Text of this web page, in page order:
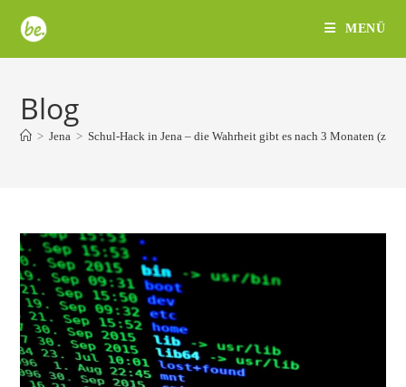
Inhalt
springen
MENÜ
Blog
> Jena > Schul-Hack in Jena – die Wahrheit gibt es nach 3 Monaten (zum